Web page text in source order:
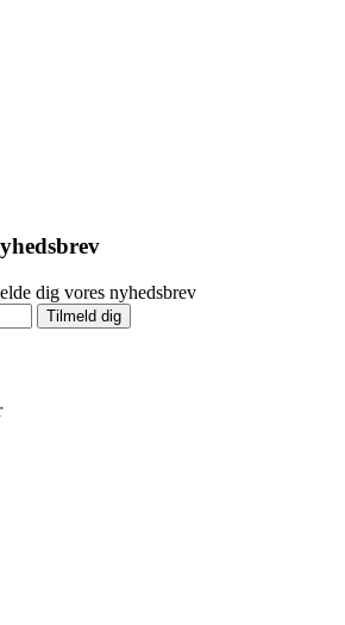
dig vores nyhedsbrev
Tilmeld dig